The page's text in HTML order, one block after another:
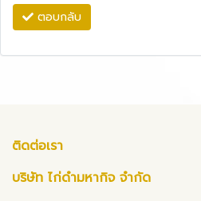
ตอบกลับ
ติดต่อเรา
บริษัท ไก่ดำมหากิจ จำกัด